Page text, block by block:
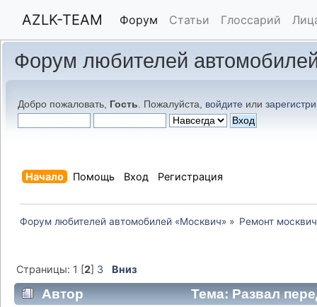
AZLK-TEAM Форум Статьи Глоссарий
Форум любителей
Добро пожаловать, Гость . Пожалуйста, войдите или
Начало Помощь Вход Регистрация
Форум любителей автомобилей «Москвич» » Ремонт
Страницы: 1 [2] 3 Вниз
Автор Тема: Развал